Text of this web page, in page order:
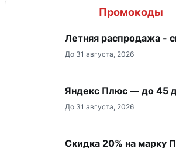
Промокоды
Летняя распродажа -
До 31 августа, 2026
Яндекс Плюс — до 45
До 31 августа, 2026
Скидка 20% на марку